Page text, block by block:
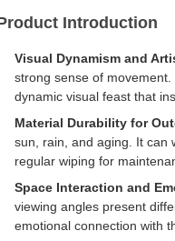
Introduction
Visual Dynamism and
strong sense of
dynamic visual feast that
Material Durability for
sun, rain, and aging. It can
regular wiping for
Space Interaction and
viewing angles present
emotional connection with